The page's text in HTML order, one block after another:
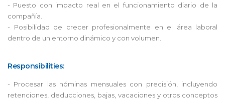
- Puesto con impacto real en el funcionamiento diario de la
compañía.
- Posibilidad de crecer profesionalmente en el área laboral
dentro de un entorno dinámico y con volumen.
Responsibilities:
- Procesar las nóminas mensuales con precisión, incluyendo
retenciones, deducciones, bajas, vacaciones y otros conceptos